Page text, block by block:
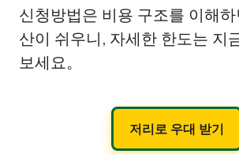
신청방법은 비용 구조를 이해
산이 쉬우니, 자세한 한도는 지
보세요。
저리로 우대 받기